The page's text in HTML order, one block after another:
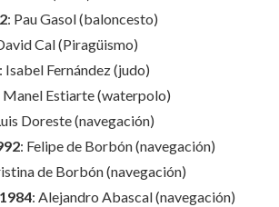
: Pau Gasol (baloncesto)
Cal (Piragüismo)
: Isabel Fernández (judo)
Manel Estiarte (waterpolo)
Doreste (navegación)
: Felipe de Borbón (navegación)
de Borbón (navegación)
: Alejandro Abascal (navegación)